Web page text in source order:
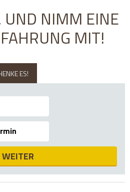
UND NIMM EINE
MIT!
ES!
WEITER